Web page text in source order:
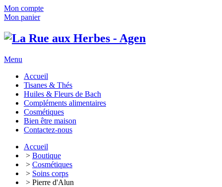
Mon compte
Mon panier
Menu
Accueil
Tisanes & Thés
Huiles & Fleurs de Bach
Compléments alimentaires
Cosmétiques
Bien être maison
Contactez-nous
Accueil
> Boutique
> Cosmétiques
> Soins corps
> Pierre d'Alun